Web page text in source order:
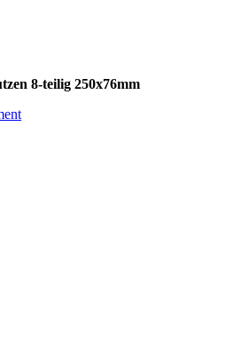
8-teilig 250x76mm